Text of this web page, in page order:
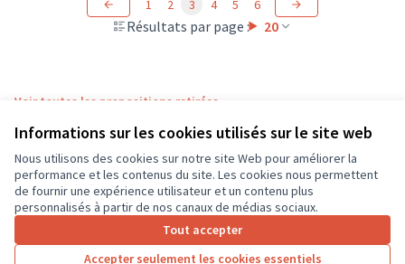
Informations sur les cookies utilisés sur le site web
Nous utilisons des cookies sur notre site Web pour améliorer la
performance et les contenus du site. Les cookies nous permettent
de fournir une expérience utilisateur et un contenu plus
personnalisés à partir de nos canaux de médias sociaux.
Tout accepter
Accepter seulement les cookies essentiels
Résultats par page : 20
1 2 3 4 5 6
Voir toutes les propositions retirées
Conditions d'utilisation
Paramètres des cookies
CD37 sur X
(Lien externe)
CD37 sur Facebook
CD37 sur Instagram
CD37 sur YouTube
(Lien externe)